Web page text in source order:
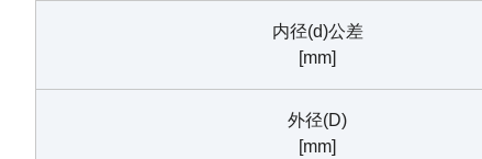
内径(d)公差
[mm]
外径(D)
[mm]